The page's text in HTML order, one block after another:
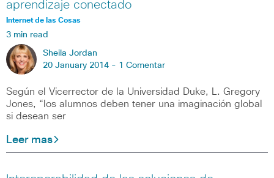
aprendizaje conectado
Internet de las Cosas
3 min read
Sheila Jordan
20 January 2014 - 1 Comentar
Según el Vicerrector de la Universidad Duke, L. Gregory
Jones, “los alumnos deben tener una imaginación global
si desean ser
Leer mas